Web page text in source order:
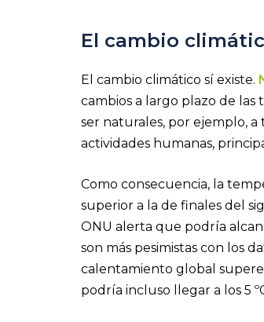
El cambio
El cambio climático sí existe.
cambios a largo plazo de las
ser naturales, por ejemplo, a
actividades humanas,
Como consecuencia, la
superior a la de finales del
ONU alerta que podría
son más pesimistas con los
calentamiento global supere
podría incluso llegar a los 5